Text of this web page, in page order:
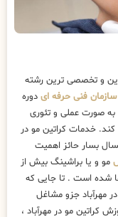
و تخصصی ترین رشته
سازمان فنی حرفه ای دوره
به صورت عملی و تئوری
کند. خدمات کراتین مو در
بسار حائز اهمیت
مو و یا براشینگ بیش از
شده است . تا جایی که
مهرآباد جزو مشاغل
کراتین مو در مهرآباد ،